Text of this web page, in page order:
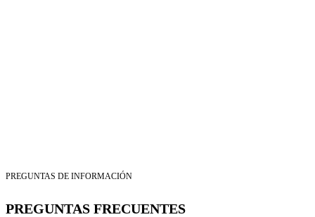
PREGUNTAS DE INFORMACIÓN
PREGUNTAS FRECUENTES